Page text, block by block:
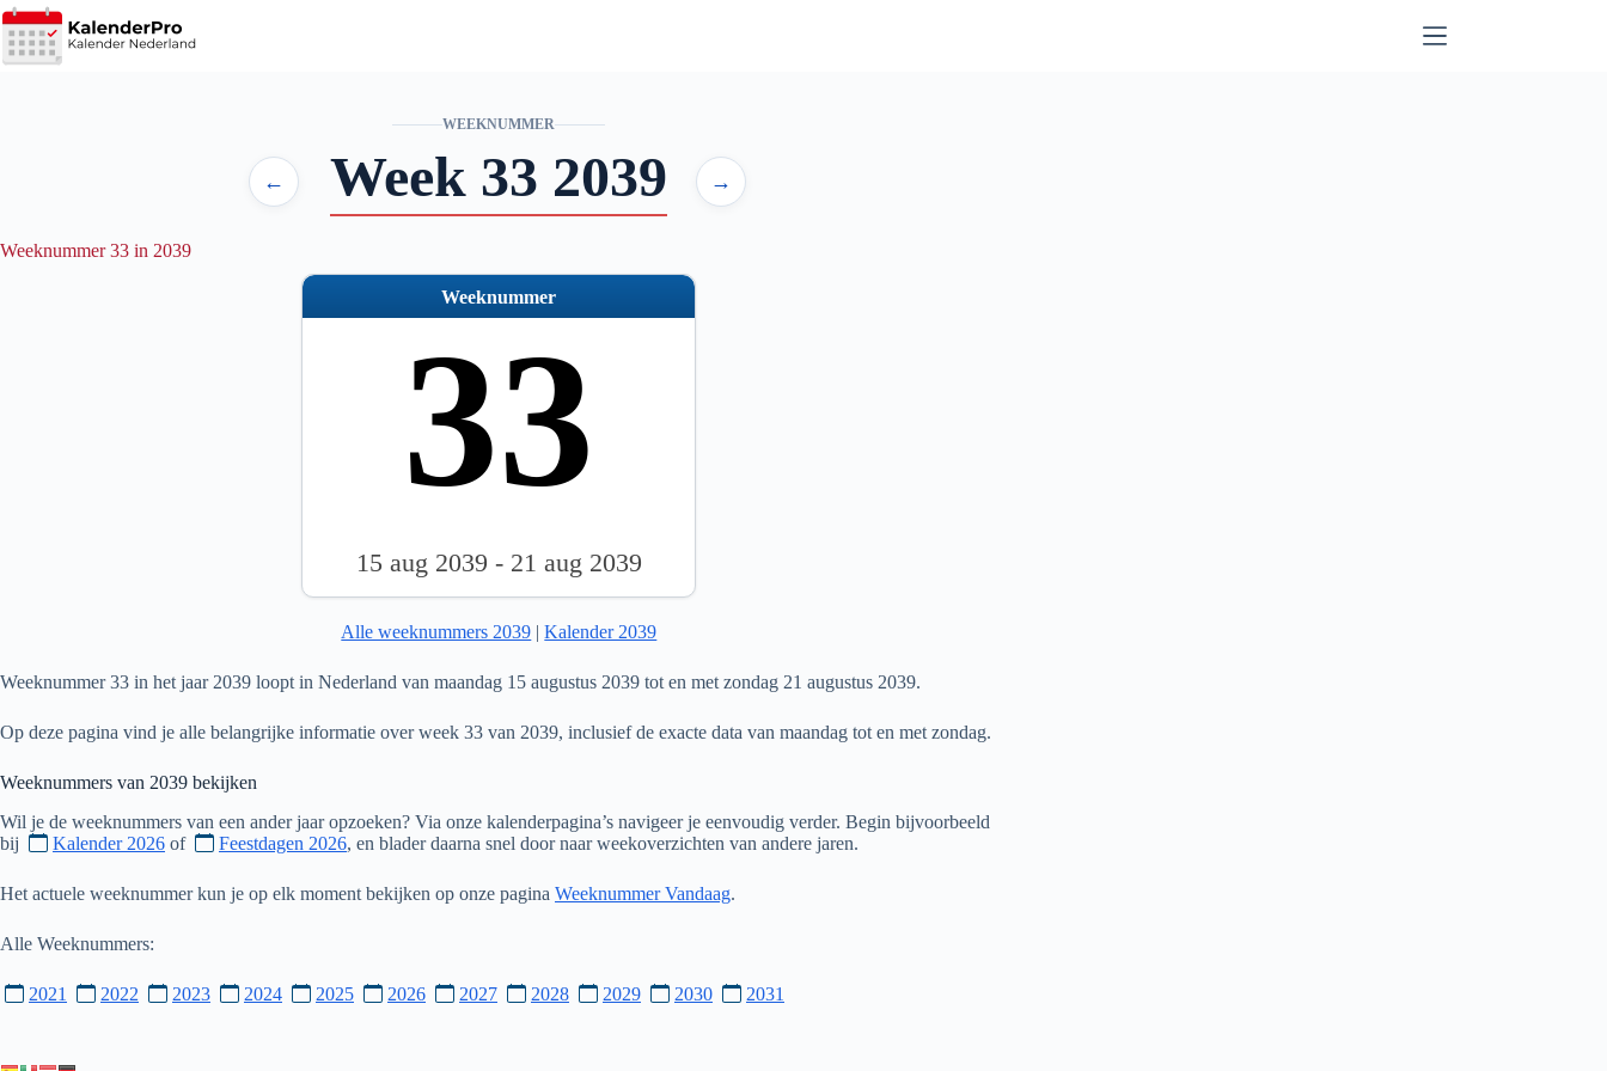
Ga
naar
de
WEEKNUMMER
← Week 33 2039 →
Weeknummer 33 in 2039
Weeknummer
33
15 aug 2039 - 21 aug 2039
Alle weeknummers 2039 |Kalender 2039
Weeknummer 33 in het jaar 2039 loopt in Nederland van maandag 15 augustus 2039 tot en met zondag 21 augustus 2039.
Op deze pagina vind je alle belangrijke informatie over week 33 van 2039, inclusief de exacte data van maandag tot en met zondag.
Weeknummers van 2039 bekijken
Wil je de weeknummers van een ander jaar opzoeken? Via onze kalenderpagina’s navigeer je eenvoudig verder. Begin bijvoorbeeld
bij
Kalender 2026 of Feestdagen 2026, en blader daarna snel door naar weekoverzichten van andere jaren.
Het actuele weeknummer kun je op elk moment bekijken op onze pagina Weeknummer Vandaag.
Alle Weeknummers:
2021 2022 2023 2024 2025 2026 2027 2028 2029 2030 2031